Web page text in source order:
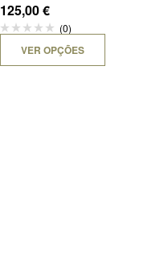
125,00€
(0)
VER OPÇÕES